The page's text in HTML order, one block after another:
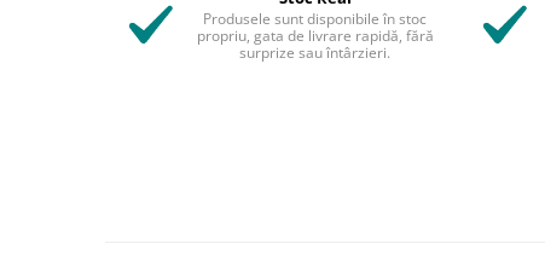
Produsele sunt disponibile în stoc
propriu, gata de livrare rapidă, fără
surprize sau întârzieri.